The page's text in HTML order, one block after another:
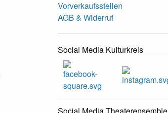
Vorverkaufsstellen
AGB & Widerruf
Social Media Kulturkreis